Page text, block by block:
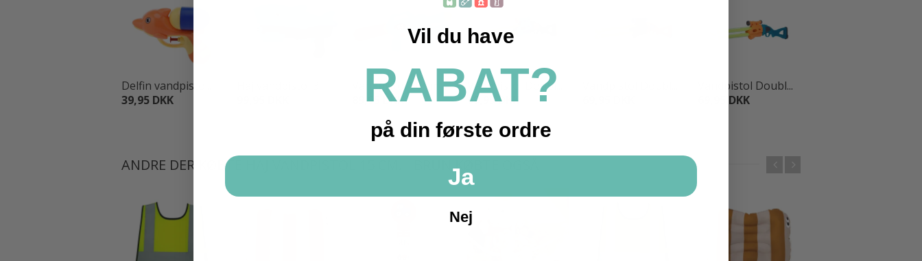
Delfin vandpisto...
39,95 DKK
Vandpistol 50 cm...
89,95 DKK
Vandpistol Doubl...
69,95 DKK
Vandpistol Doubl...
69,95 DKK
ANDRE DER KØBTE HAJ VANDPISTOL 15 CM. - BRUN KØBTE OGSÅ
Vil du have
RABAT?
på din første ordre
Ja
Nej